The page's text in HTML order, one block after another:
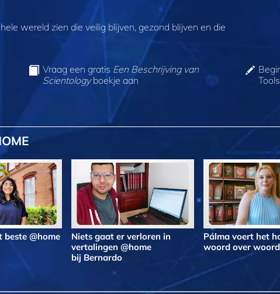
wereld zien die veilig blijven, gezond blijven en die
Vraag een gratis Een Beschrijving van
Scientologyboekje aan
beste @home
Niets gaat er verloren in
vertalingen @home
bij Bernardo
Pálma voert het
woord over